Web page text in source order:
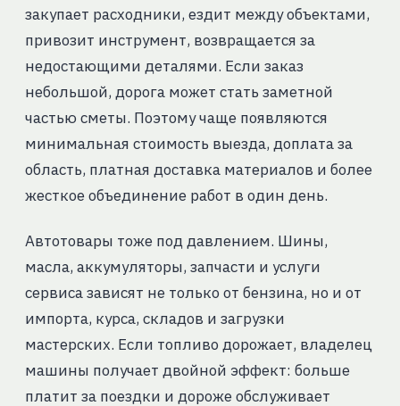
закупает расходники, ездит между объектами,
привозит инструмент, возвращается за
недостающими деталями. Если заказ
небольшой, дорога может стать заметной
частью сметы. Поэтому чаще появляются
минимальная стоимость выезда, доплата за
область, платная доставка материалов и более
жесткое объединение работ в один день.
Автотовары тоже под давлением. Шины,
масла, аккумуляторы, запчасти и услуги
сервиса зависят не только от бензина, но и от
импорта, курса, складов и загрузки
мастерских. Если топливо дорожает, владелец
машины получает двойной эффект: больше
платит за поездки и дороже обслуживает